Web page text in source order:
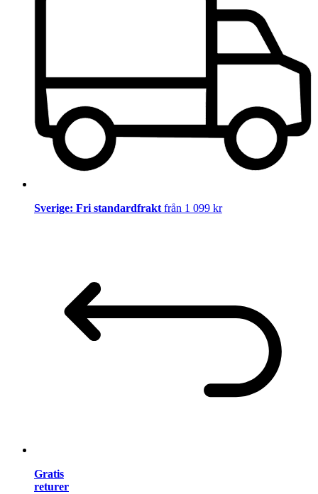
Sverige: Fri standardfrakt från 1 099 kr
Gratis
returer